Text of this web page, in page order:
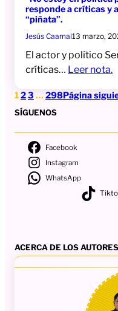
responde a críticas y
“piñata”.
Jesús Caamal13 marzo,
El actor y político
críticas… Leer nota.
123 … 298Página
SÍGUENOS
Facebook
Instagram
WhatsApp
ACERCA DE LOS AUTORES